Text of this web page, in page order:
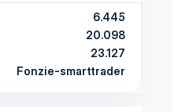
6.445
20.098
23.127
Fonzie-smarttrader